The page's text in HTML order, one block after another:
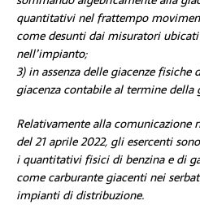
quantitativi nel frattempo
come desunti dai misuratori
nell’impianto;
3) in assenza delle giacenze fisiche
giacenza contabile al termine della
Relativamente alla
del 21 aprile 2022, gli esercenti
i quantitativi fisici di benzina e di
come carburante giacenti nei
impianti di distribuzione.